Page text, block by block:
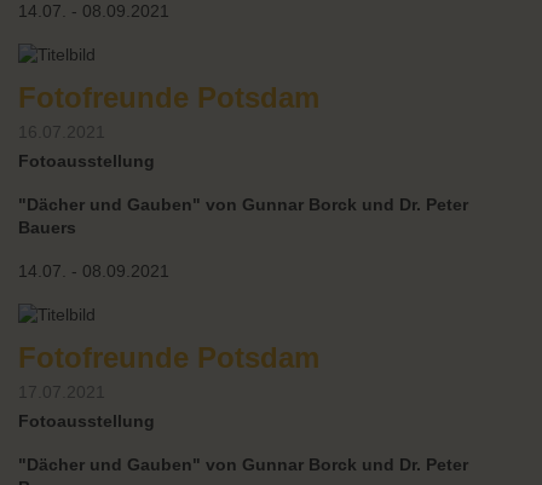
14.07. - 08.09.2021
Fotofreunde Potsdam
16.07.2021
Fotoausstellung
"Dächer und Gauben" von Gunnar Borck und Dr. Peter
Bauers
14.07. - 08.09.2021
Fotofreunde Potsdam
17.07.2021
Fotoausstellung
"Dächer und Gauben" von Gunnar Borck und Dr. Peter